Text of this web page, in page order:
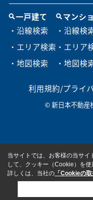
一戸建て
・沿線検索
・エリア検索
・地図検索
マンシ
・沿線検
・エリア
・地図検
利用規約/プライ
© 新日本不動産
当サイトでは、お客様の当サイ
して、クッキー（Cookie）を使
詳しくは、当社の 「Cookieの